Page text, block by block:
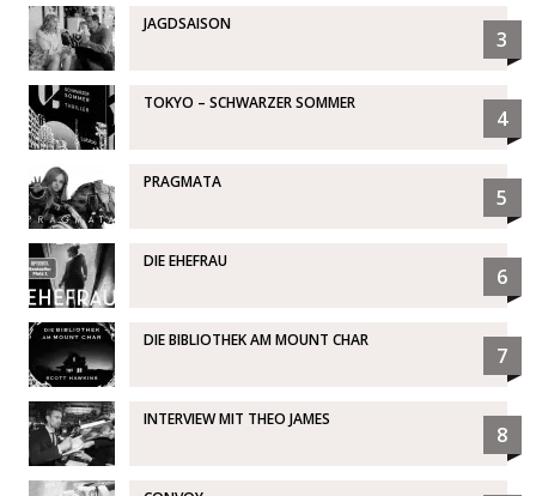
JAGDSAISON
3
TOKYO – SCHWARZER SOMMER
4
PRAGMATA
5
DIE EHEFRAU
6
DIE BIBLIOTHEK AM MOUNT CHAR
7
INTERVIEW MIT THEO JAMES
8